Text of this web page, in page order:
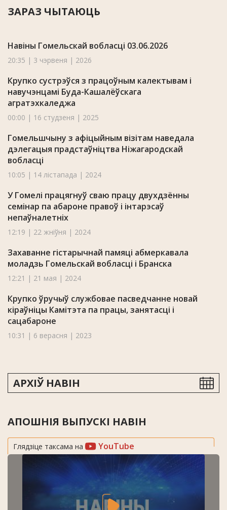
ЗАРАЗ ЧЫТАЮЦЬ
Навіны Гомельскай вобласці 03.06.2026
20:35 | 3 чэрвеня | 2026
Крупко сустрэўся з працоўным калектывам і
навучэнцамі Буда-Кашалёўскага
агратэхкаледжа
00:00 | 16 студзеня | 2025
Гомельшчыну з афіцыйным візітам наведала
дэлегацыя прадстаўніцтва Ніжагародскай
вобласці
10:05 | 14 лістапада | 2024
У Гомелі працягнуў сваю працу двухдзённы
семінар па абароне правоў і інтарэсаў
непаўналетніх
12:19 | 22 жніўня | 2024
Захаванне гістарычнай памяці абмеркавала
моладзь Гомельскай вобласці і Бранска
12:21 | 21 мая | 2024
Крупко ўручыў службовае пасведчанне новай
кіраўніцы Камітэта па працы, занятасці і
сацабароне
10:31 | 6 верасня | 2023
АРХІЎ НАВІН
АПОШНІЯ ВЫПУСКІ НАВІН
Глядзіце таксама на YouTube